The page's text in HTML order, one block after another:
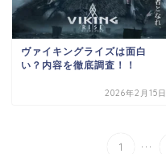
ヴァイキングライズは面白
い？内容を徹底調査！！
2026年2月15日
1 ...